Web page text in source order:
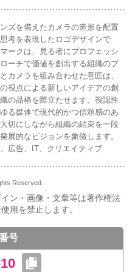
ズを備えたカメラの造形を配置
考を表現したロゴデザインで
ークは、見る者にプロフェッシ
ーチで価値を創出する組織のブ
カメラを組み合わせた意匠は、
視点による新しいアイデアの創
の品格を際立たせます。視認性
る媒体で現代的かつ信頼感のあ
切にしながら組織の結束を一段
展的なビジョンを象徴します。
広告、IT、クリエイティブ
Reserved.
ン・画像・文章等は著作権法
用を禁止します。
号